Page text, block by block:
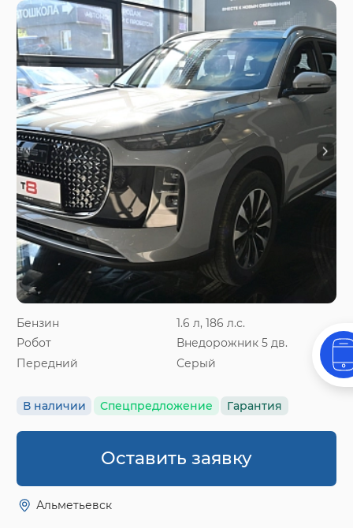
Бензин
1.6 л, 186 л.с.
Робот
Внедорожник 5 дв.
Передний
Серый
В наличии Спецпредложение Гарантия
Оставить заявку
Альметьевск